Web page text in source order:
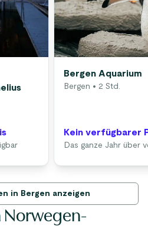
Bergen Aquarium
Bergen • 2 Std.
Kein verfügbarer
Das ganze Jahr über
in Bergen anzeigen
Norwegen-